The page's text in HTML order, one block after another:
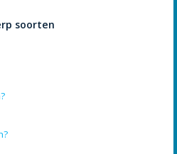
soorten